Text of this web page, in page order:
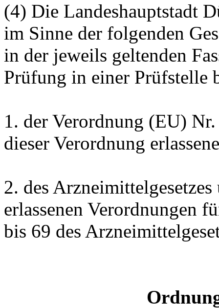
(4) Die Landeshauptstadt
im Sinne der folgenden
in der jeweils geltenden
Prüfung in einer Prüfstelle
1. der Verordnung (EU)
dieser Verordnung
2. des
erlassenen Verordnungen
bis 69 des